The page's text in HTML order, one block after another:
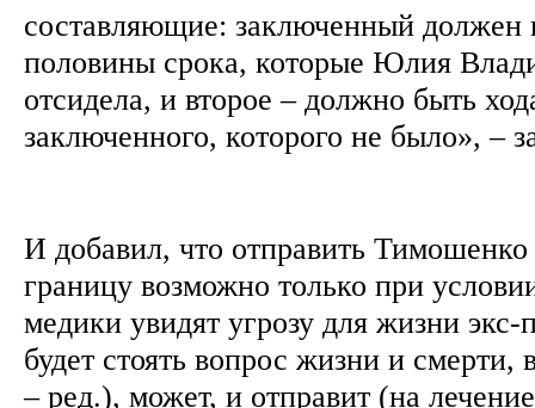
составляющие: заключенный должен
половины срока, которые Юлия
отсидела, и второе – должно быть
заключенного, которого не было», –
И добавил, что отправить Тимошенко
границу возможно только при
медики увидят угрозу для жизни
будет стоять вопрос жизни и смерти,
– ред.), может, и отправит (на